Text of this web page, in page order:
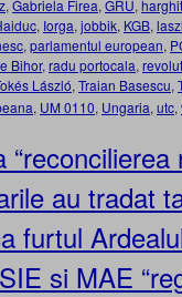
, Gabriela Firea, GRU,
, Iorga, jobbik, KGB,
, parlamentul european,
Bihor, radu portocala,
László, Traian Basescu,
, UM 0110, Ungaria, utc,
au tradat
furtul
si MAE